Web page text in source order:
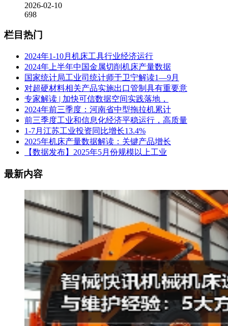
2026-02-10
698
栏目热门
2024年1-10月机床工具行业经济运行
2024年上半年中国金属切削机床产量数据
国家统计局工业司统计师于卫宁解读1—9月
对超硬材料相关产品实施出口管制具有重要意
专家解读 | 加快可信数据空间实践落地，
2024年前三季度：河南省中型拖拉机累计
前三季度工业和信息化经济平稳运行，高质量
1-7月江苏工业投资同比增长13.4%
2025年机床产量数据解读：关键产品增长
【数据发布】2025年5月份规模以上工业
最新内容